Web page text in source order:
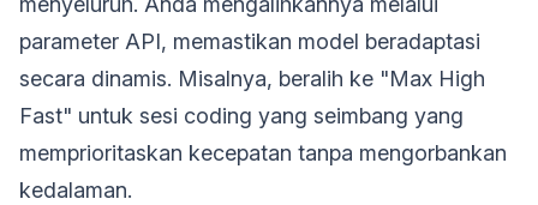
parameter API, memastikan model beradaptasi
secara dinamis. Misalnya, beralih ke "Max High
Fast" untuk sesi coding yang seimbang yang
memprioritaskan kecepatan tanpa mengorbankan
kedalaman.